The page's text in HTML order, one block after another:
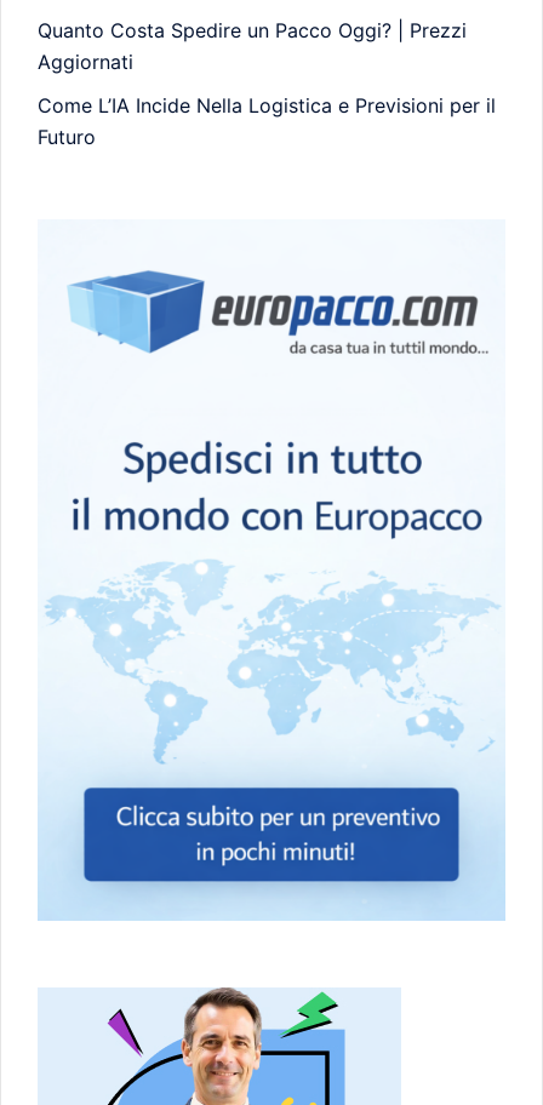
Quanto Costa Spedire un Pacco Oggi? | Prezzi
Aggiornati
Come L’IA Incide Nella Logistica e Previsioni per il
Futuro